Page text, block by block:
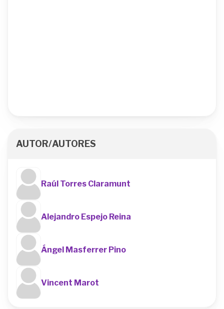
AUTOR/AUTORES
Raúl Torres Claramunt
Alejandro Espejo Reina
Ángel Masferrer Pino
Vincent Marot